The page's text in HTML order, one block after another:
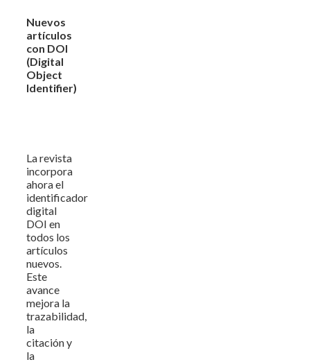
Nuevos
artículos
con DOI
(Digital
Object
Identifier)
La revista
incorpora
ahora el
identificador
digital
DOI en
todos los
artículos
nuevos.
Este
avance
mejora la
trazabilidad,
la
citación y
la